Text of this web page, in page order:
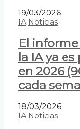
19/03/2026
IA Noticias
El
la IA ya
en 2026
cada
18/03/2026
IA Noticias